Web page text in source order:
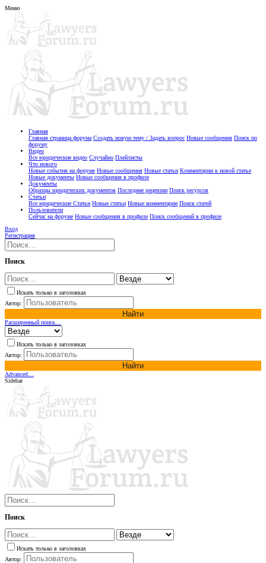
Меню
Главная
Главная страница форума Создать новую тему / Задать вопрос Новые сообщения Поиск по
форуму
Видео
Все юридические видео Случайно Плейлисты
Что нового
Новые события на форуме Новые сообщения Новые статьи Комментарии к новой статье
Новые документы Новые сообщения в профиле
Документы
Образцы юридических документов Последние рецензии Поиск ресурсов
Статьи
Все юридические Статьи Новые статьи Новые комментарии Поиск статей
Пользователи
Сейчас на форуме Новые сообщения в профиле Поиск сообщений в профиле
Вход
Регистрация
Поиск
Искать только в заголовках
Автор:
Найти
Расширенный поиск…
Искать только в заголовках
Автор:
Найти
Advanced…
Sidebar
Поиск
Искать только в заголовках
Автор: